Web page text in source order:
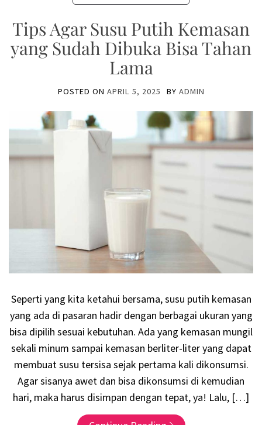
Tips Agar Susu Putih Kemasan
yang Sudah Dibuka Bisa Tahan
Lama
POSTED ON APRIL 5, 2025 BY ADMIN
Seperti yang kita ketahui bersama, susu putih kemasan
yang ada di pasaran hadir dengan berbagai ukuran yang
bisa dipilih sesuai kebutuhan. Ada yang kemasan mungil
sekali minum sampai kemasan berliter-liter yang dapat
membuat susu tersisa sejak pertama kali dikonsumsi.
Agar sisanya awet dan bisa dikonsumsi di kemudian
hari, maka harus disimpan dengan tepat, ya! Lalu, […]